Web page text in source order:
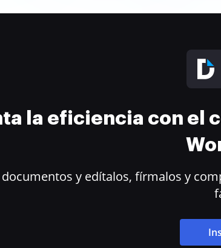
la eficiencia con el
documentos y edítalos, fírmalos y